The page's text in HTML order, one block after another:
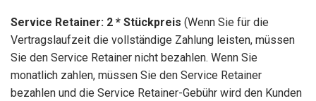
Service Retainer: 2 * Stückpreis (Wenn Sie für die
Vertragslaufzeit die vollständige Zahlung leisten, müssen
Sie den Service Retainer nicht bezahlen. Wenn Sie
monatlich zahlen, müssen Sie den Service Retainer
bezahlen und die Service Retainer-Gebühr wird den Kunden